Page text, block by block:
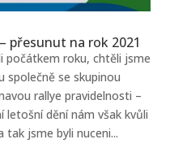
přesunut na rok 2021
počátkem roku, chtěli jsme
společně se skupinou
rallye pravidelnosti –
letošní dění nám však kvůli
tak jsme byli nuceni...